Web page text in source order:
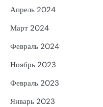
Апрель 2024
Март 2024
Февраль 2024
Ноябрь 2023
Февраль 2023
Январь 2023